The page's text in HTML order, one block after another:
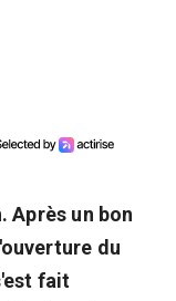
Après un bon
du
fait